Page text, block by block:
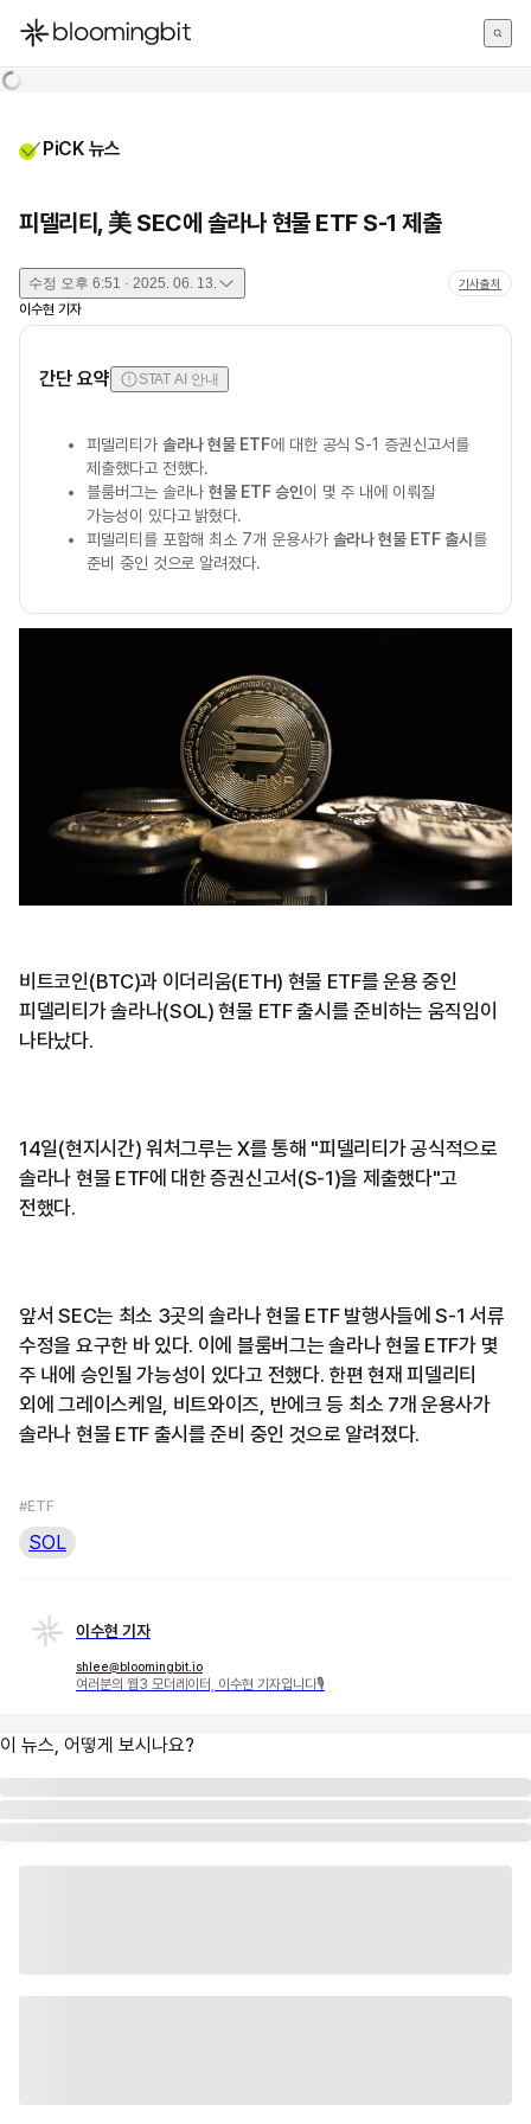
한국어
PiCK 뉴스
피델리티, 美 SEC에 솔라나 현물 ETF S-1 제출
수정 오후 6:51 · 2025. 06. 13. 기사출처
이수현 기자
간단 요약 STAT AI 안내
피델리티가 솔라나 현물 ETF에 대한 공식 S-1 증권신고서를
제출했다고 전했다.
블룸버그는 솔라나현물 ETF 승인이 몇 주 내에 이뤄질
가능성이 있다고 밝혔다.
피델리티를 포함해 최소 7개 운용사가 솔라나 현물 ETF 출시 를
준비 중인 것으로 알려졌다.
비트코인(BTC)과 이더리움(ETH) 현물 ETF를 운용 중인
피델리티가 솔라나(SOL) 현물 ETF 출시를 준비하는 움직임이
나타났다.
14일(현지시간) 워처그루는 X를 통해 "피델리티가 공식적으로
솔라나 현물 ETF에 대한 증권신고서(S-1)을 제출했다"고
전했다.
앞서 SEC는 최소 3곳의 솔라나 현물 ETF 발행사들에 S-1 서류
수정을 요구한 바 있다. 이에 블룸버그는 솔라나 현물 ETF가 몇
주 내에 승인될 가능성이 있다고 전했다. 한편 현재 피델리티
외에 그레이스케일, 비트와이즈, 반에크 등 최소 7개 운용사가
솔라나 현물 ETF 출시를 준비 중인 것으로 알려졌다.
#ETF
SOL
이수현 기자
shlee@bloomingbit.io
여러분의 웹3 모더레이터, 이수현 기자입니다🎙
이 뉴스, 어떻게 보시나요?